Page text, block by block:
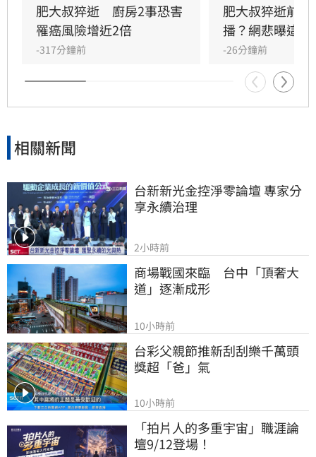
陷，狀態顯得相當疲憊。肥大叔自2021年起頻傳
健康警訊，雖曾於2022年住院開刀，但出院後仍
堅持返回工作崗位，直到最後一刻仍心繫直播。
對於肥大叔的確切死因，家屬目前尚未對外說
明。
肥大叔猝逝　廚房2事恐害
罹癌風險增近2倍
-317分鐘前
肥大叔猝逝前
播？網悲曝這原
-26分鐘前
相關新聞
台新新光金控淨零論壇 專家分
享永續治理
2小時前
商場戰國來臨　台中「頂奢大
道」逐漸成形
10小時前
台彩父親節推新刮刮樂千萬頭
獎超「爸」氣
10小時前
「拍片人的多重宇宙」職涯論
壇9/12登場！